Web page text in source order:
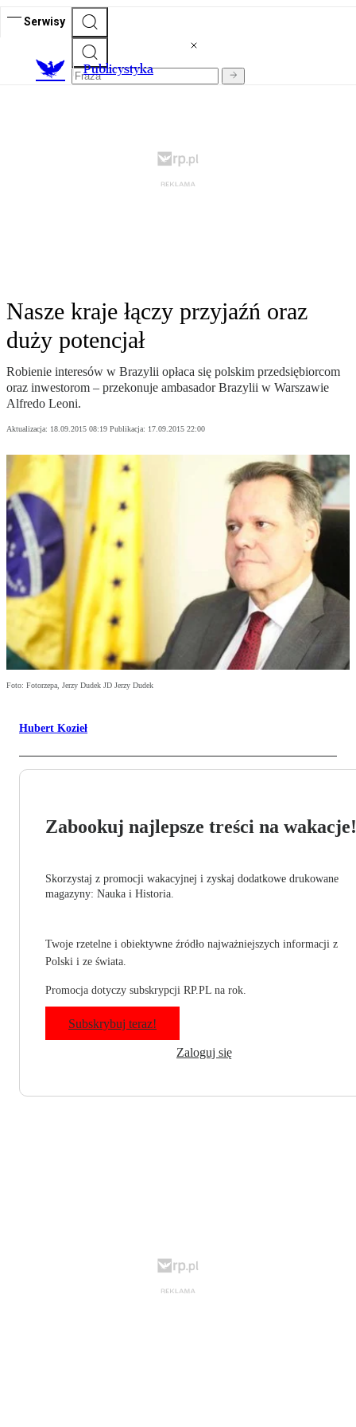
Serwisy
Publicystyka
Nasze kraje łączy przyjaźń oraz
duży potencjał
Robienie interesów w Brazylii opłaca się polskim przedsiębiorcom
oraz inwestorom – przekonuje ambasador Brazylii w Warszawie
Alfredo Leoni.
Aktualizacja: 18.09.2015 08:19 Publikacja: 17.09.2015 22:00
Foto: Fotorzepa, Jerzy Dudek JD Jerzy Dudek
Hubert Kozieł
Zabookuj najlepsze treści na wakacje!
Skorzystaj z promocji wakacyjnej i zyskaj dodatkowe drukowane
magazyny: Nauka i Historia.
Twoje rzetelne i obiektywne źródło najważniejszych informacji z
Polski i ze świata.
Promocja dotyczy subskrypcji RP.PL na rok.
Subskrybuj teraz!
Zaloguj się